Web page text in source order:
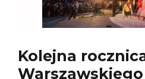
Kolejna